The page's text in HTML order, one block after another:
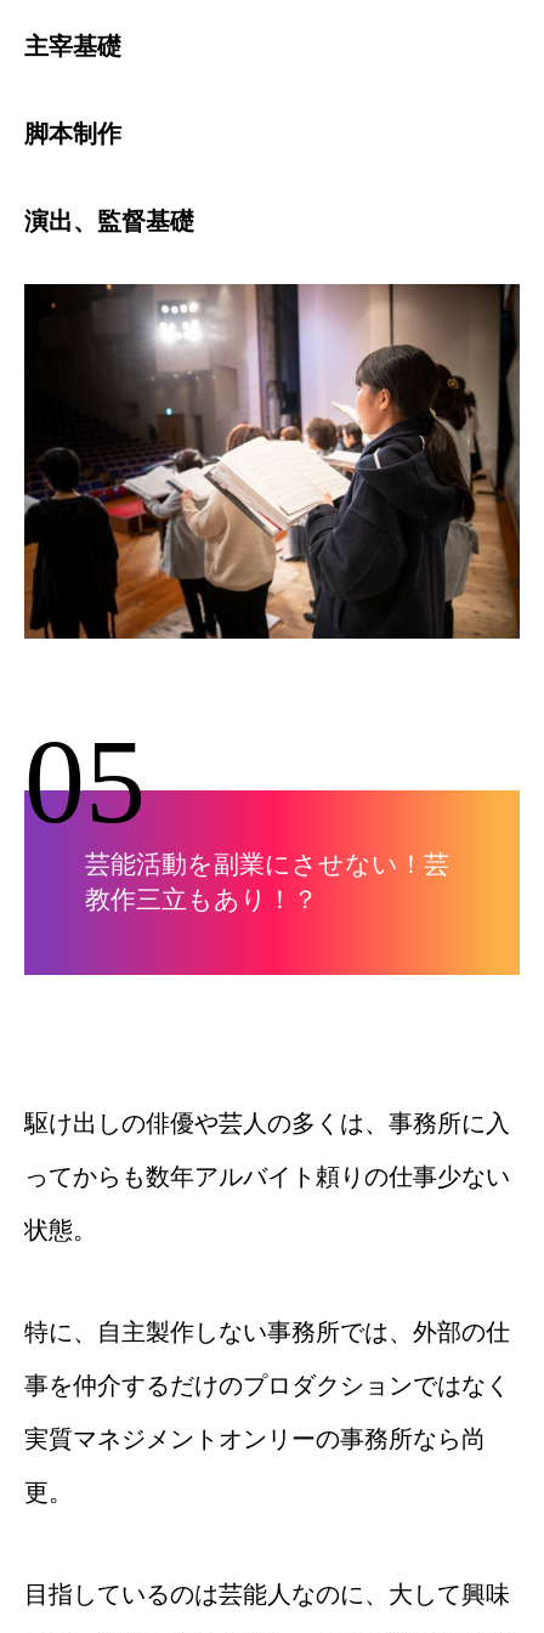
主宰基礎
脚本制作
演出、監督基礎
05
芸能活動を副業にさせない！芸
教作三立もあり！？
駆け出しの俳優や芸人の多くは、事務所に入
ってからも数年アルバイト頼りの仕事少ない
状態。
特に、自主製作しない事務所では、外部の仕
事を仲介するだけのプロダクションではなく
実質マネジメントオンリーの事務所なら尚
更。
目指しているのは芸能人なのに、大して興味